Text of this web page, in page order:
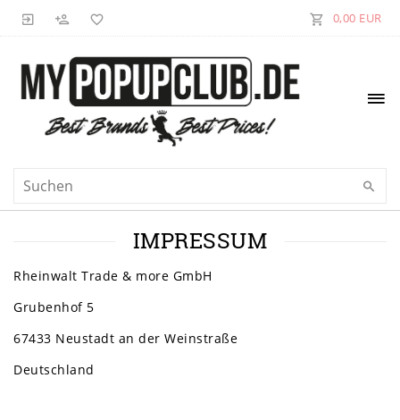
0,00 EUR
IMPRESSUM
Rheinwalt Trade & more GmbH
Grubenhof 5
67433 Neustadt an der Weinstraße
Deutschland